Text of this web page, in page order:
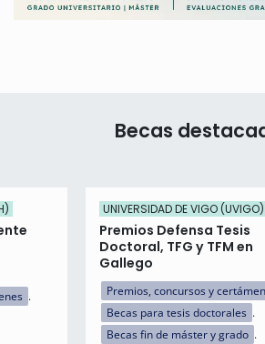
Becas
UNIVERSIDAD DE VIGO (UVIGO)
Premios Defensa Tesis
Doctoral, TFG y TFM en
Gallego
Premios, concursos y
Becas para tesis doctorales
Becas fin de máster y grado